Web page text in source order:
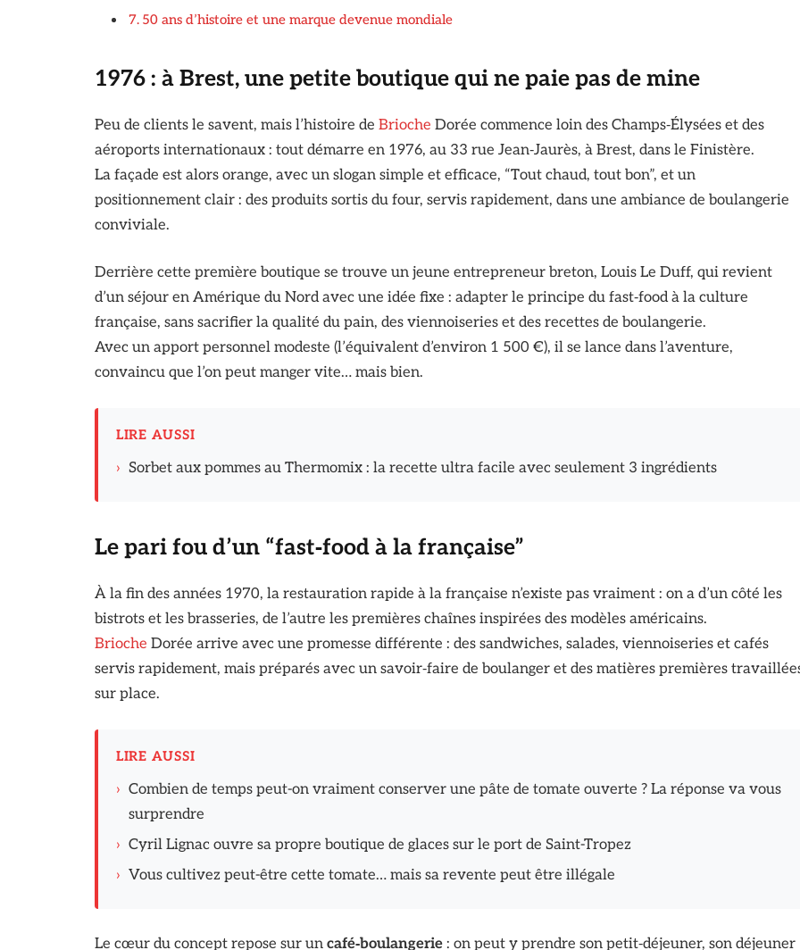
50 ans d’histoire et une marque devenue mondiale
1976 : à Brest, une petite boutique qui ne paie pas de mine
Peu de clients le savent, mais l’histoire de Brioche Dorée commence loin des Champs‑Élysées et des
aéroports internationaux : tout démarre en 1976, au 33 rue Jean‑Jaurès, à Brest, dans le Finistère.
La façade est alors orange, avec un slogan simple et efficace, “Tout chaud, tout bon”, et un
positionnement clair : des produits sortis du four, servis rapidement, dans une ambiance de boulangerie
conviviale.
Derrière cette première boutique se trouve un jeune entrepreneur breton, Louis Le Duff, qui revient
d’un séjour en Amérique du Nord avec une idée fixe : adapter le principe du fast‑food à la culture
française, sans sacrifier la qualité du pain, des viennoiseries et des recettes de boulangerie.
Avec un apport personnel modeste (l’équivalent d’environ 1 500 €), il se lance dans l’aventure,
convaincu que l’on peut manger vite… mais bien.
LIRE AUSSI
› Sorbet aux pommes au Thermomix : la recette ultra facile avec seulement 3 ingrédients
Le pari fou d’un “fast‑food à la française”
À la fin des années 1970, la restauration rapide à la française n’existe pas vraiment : on a d’un côté les
bistrots et les brasseries, de l’autre les premières chaînes inspirées des modèles américains.
Brioche Dorée arrive avec une promesse différente : des sandwiches, salades, viennoiseries et cafés
servis rapidement, mais préparés avec un savoir‑faire de boulanger et des matières premières
sur place.
LIRE AUSSI
› Combien de temps peut-on vraiment conserver une pâte de tomate ouverte ? La réponse va vous
surprendre
› Cyril Lignac ouvre sa propre boutique de glaces sur le port de Saint-Tropez
› Vous cultivez peut-être cette tomate… mais sa revente peut être illégale
Le cœur du concept repose sur un café‑boulangerie: on peut y prendre son petit‑déjeuner, son déjeuner